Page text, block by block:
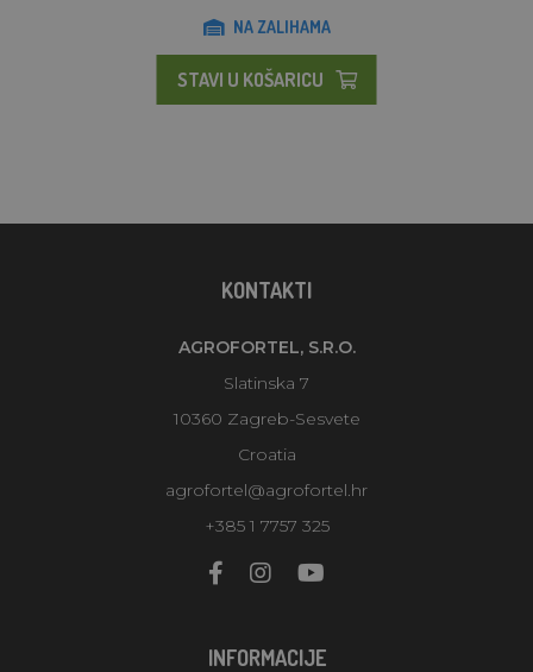
NA ZALIHAMA
STAVI U KOŠARICU
KONTAKTI
AGROFORTEL, S.R.O.
Slatinska 7
10360 Zagreb-Sesvete
Croatia
agrofortel@agrofortel.hr
+385 1 7757 325
INFORMACIJE